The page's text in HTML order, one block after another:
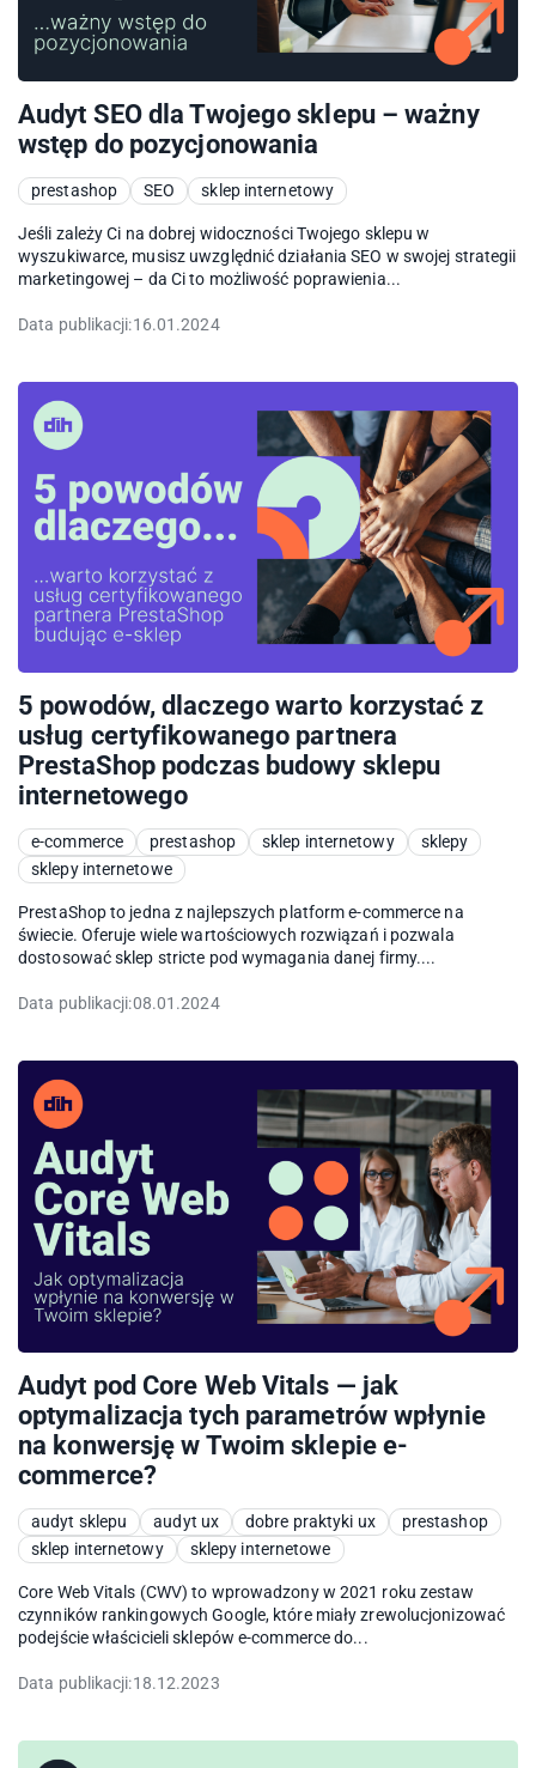
Audyt SEO dla Twojego sklepu – ważny
wstęp do pozycjonowania
prestashop SEO sklep internetowy
Jeśli zależy Ci na dobrej widoczności Twojego sklepu w
wyszukiwarce, musisz uwzględnić działania SEO w swojej strategii
marketingowej – da Ci to możliwość poprawienia...
Data publikacji:16.01.2024
5 powodów, dlaczego warto korzystać z
usług certyfikowanego partnera
PrestaShop podczas budowy sklepu
internetowego
e-commerce prestashop sklep internetowy
sklepy
sklepy internetowe
PrestaShop to jedna z najlepszych platform e-commerce na
świecie. Oferuje wiele wartościowych rozwiązań i pozwala
dostosować sklep stricte pod wymagania danej firmy....
Data publikacji:08.01.2024
Audyt pod Core Web Vitals — jak
optymalizacja tych parametrów wpłynie
na konwersję w Twoim sklepie e-
commerce?
audyt sklepu audyt ux dobre praktyki ux
prestashop
sklep internetowy
sklepy internetowe
Core Web Vitals (CWV) to wprowadzony w 2021 roku zestaw
czynników rankingowych Google, które miały zrewolucjonizować
podejście właścicieli sklepów e-commerce do...
Data publikacji:18.12.2023